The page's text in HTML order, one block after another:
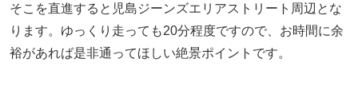
そこを直進すると児島ジーンズエリアストリート周辺とな
ります。ゆっくり走っても20分程度ですので、お時間に余
裕があれば是非通ってほしい絶景ポイントです。